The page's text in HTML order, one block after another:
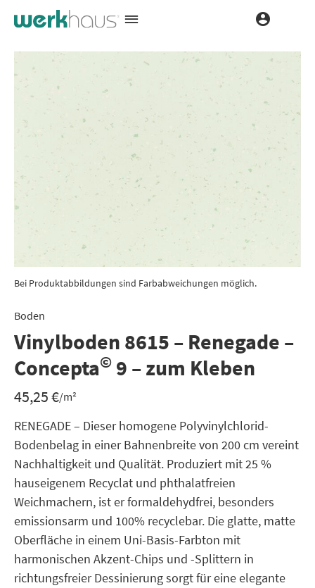
Bei Produktabbildungen sind Farbabweichungen möglich.
Boden
Vinylboden 8615 – Renegade –
Concepta© 9 – zum Kleben
45,25€/m²
RENEGADE – Dieser homogene Polyvinylchlorid-
Bodenbelag in einer Bahnenbreite von 200 cm vereint
Nachhaltigkeit und Qualität. Produziert mit 25 %
hauseigenem Recyclat und phthalatfreien
Weichmachern, ist er formaldehydfrei, besonders
emissionsarm und 100% recyclebar. Die glatte, matte
Oberfläche in einem Uni-Basis-Farbton mit
harmonischen Akzent-Chips und -Splittern in
richtungsfreier Dessinierung sorgt für eine elegante